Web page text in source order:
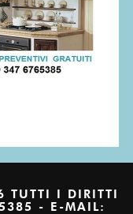
TUTTI I DIRITTI
- E-MAIL: